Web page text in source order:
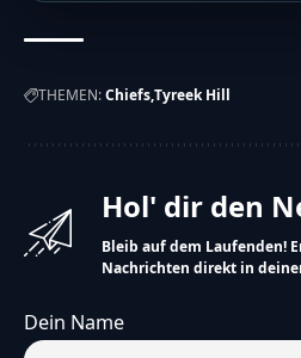
THEMEN:ChiefsTyreek Hill
Hol' dir den
Bleib auf dem Laufenden!
Nachrichten direkt in
Dein Name